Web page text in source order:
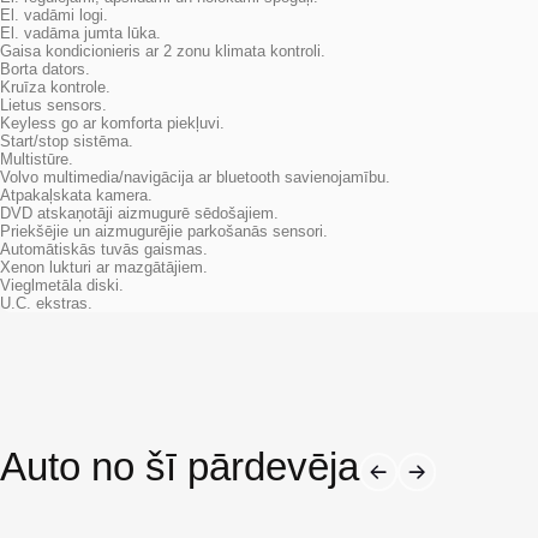
El. vadāmi logi.
El. vadāma jumta lūka.
Gaisa kondicionieris ar 2 zonu klimata kontroli.
Borta dators.
Kruīza kontrole.
Lietus sensors.
Keyless go ar komforta piekļuvi.
Start/stop sistēma.
Multistūre.
Volvo multimedia/navigācija ar bluetooth savienojamību.
Atpakaļskata kamera.
DVD atskaņotāji aizmugurē sēdošajiem.
Priekšējie un aizmugurējie parkošanās sensori.
Automātiskās tuvās gaismas.
Xenon lukturi ar mazgātājiem.
Vieglmetāla diski.
U.C. ekstras.
Auto no šī pārdevēja